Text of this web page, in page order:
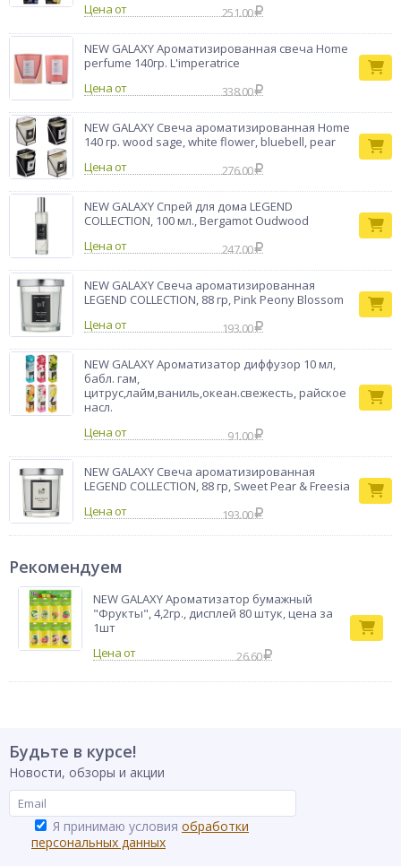
Цена от
251.00
NEW GALAXY Ароматизированная свеча Home
perfume 140гр. L'imperatrice
Цена от
338.00
NEW GALAXY Свеча ароматизированная Home
140 гр. wood sage, white flower, bluebell, pear
Цена от
276.00
NEW GALAXY Спрей для дома LEGEND
COLLECTION, 100 мл., Bergamot Oudwood
Цена от
247.00
NEW GALAXY Свеча ароматизированная
LEGEND COLLECTION, 88 гр, Pink Peony Blossom
Цена от
193.00
NEW GALAXY Ароматизатор диффузор 10 мл,
бабл. гам,
цитрус,лайм,ваниль,океан.свежесть, райское
насл.
Цена от
91.00
NEW GALAXY Свеча ароматизированная
LEGEND COLLECTION, 88 гр, Sweet Pear & Freesia
Цена от
193.00
Рекомендуем
NEW GALAXY Ароматизатор бумажный
"Фрукты", 4,2гр., дисплей 80 штук, цена за
1шт
26.60
Будьте в курсе!
Новости, обзоры и акции
Я принимаю условия обработки
персональных данных